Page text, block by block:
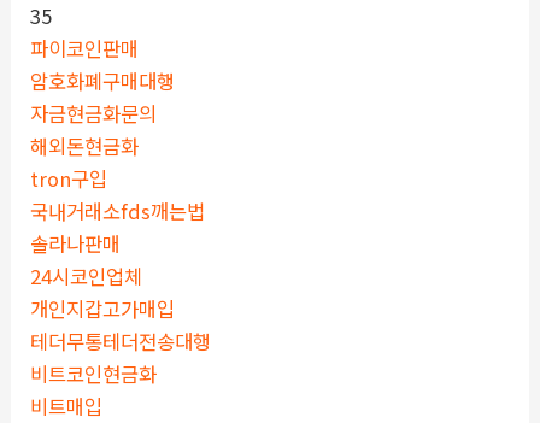
35
파이코인판매
암호화폐구매대행
자금현금화문의
해외돈현금화
tron구입
국내거래소fds깨는법
솔라나판매
24시코인업체
개인지갑고가매입
테더무통테더전송대행
비트코인현금화
비트매입